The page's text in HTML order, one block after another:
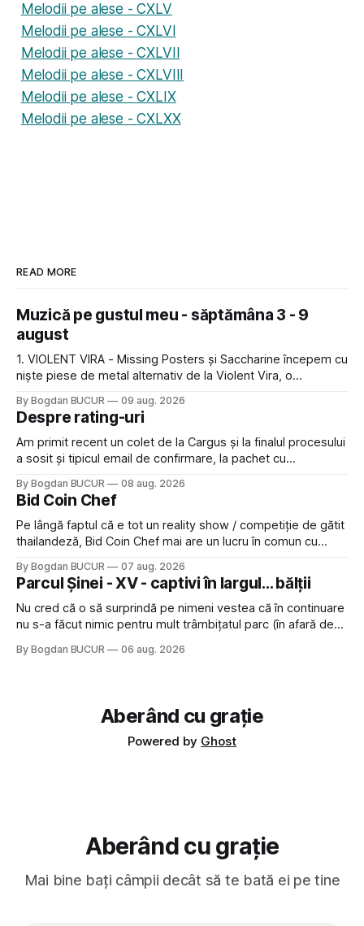
Melodii pe alese - CXLV
Melodii pe alese - CXLVI
Melodii pe alese - CXLVII
Melodii pe alese - CXLVIII
Melodii pe alese - CXLIX
Melodii pe alese - CXLXX
READ MORE
Muzică pe gustul meu - săptămâna 3 - 9
august
1. VIOLENT VIRA - Missing Posters și Saccharine începem cu
niște piese de metal alternativ de la Violent Vira, o
acest gen. E genul de muzică pe care îl ascultam cu plăcere
acum 15-20 de ani și mă bucur să văd
By Bogdan BUCUR 09 aug. 2026
Despre rating-uri
Am primit recent un colet de la Cargus și la finalul procesului
a sosit și tipicul email de confirmare, la pachet cu
feedback-ului și eram în toate bune, de data asta am dat
click să le las un rating. Un 5
By Bogdan BUCUR 08 aug. 2026
Bid Coin Chef
Pe lângă faptul că e tot un reality show / competiție de gătit
thailandeză, Bid Coin Chef mai are un lucru în comun cu
lăsat rece la prima vedere, după care m-a făcut să mă
îndrăgostesc de el. Nu mi-a plăcut faptul
By Bogdan BUCUR 07 aug. 2026
Parcul Șinei - XV - captivi în largul... bălții
Nu cred că o să surprindă pe nimeni vestea că în continuare
nu s-a făcut nimic pentru mult trâmbițatul parc (în afară de
timp pui și latră prin gard la lumea care trece prin zonă). Am
By Bogdan BUCUR 06 aug. 2026
Aberând cu grație
Powered by Ghost
Aberând cu grație
Mai bine bați câmpii decât să te bată ei pe tine